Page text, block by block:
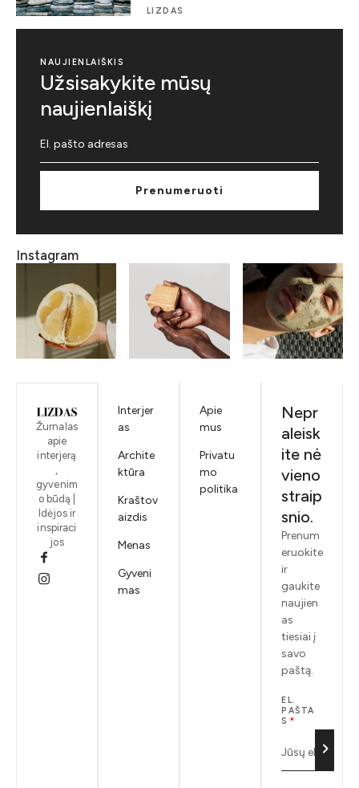
LIZDAS
NAUJIENLAIŠKIS
Užsisakykite mūsų
naujienlaiškį
Prenumeruoti
Instagram
Žurnalas
apie
interjerą
gyvenim
o būdą |
Idėjos ir
inspiraci
jos
Interjer
as
Archite
ktūra
Kraštov
aizdis
Menas
Gyveni
mas
Apie
mus
Privatu
mo
politika
Nepr
aleisk
ite nė
vieno
straip
snio.
Prenum
eruokite
ir
gaukite
naujien
as
tiesiai į
savo
paštą.
EL.
PAŠTA
S